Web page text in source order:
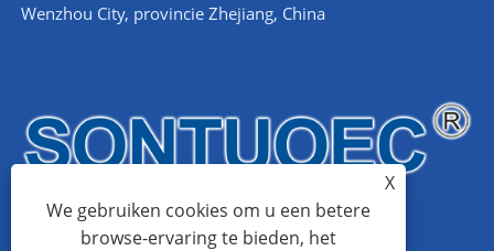
Wenzhou City, provincie Zhejiang, China
X
We gebruiken cookies om u een betere
browse-ervaring te bieden, het